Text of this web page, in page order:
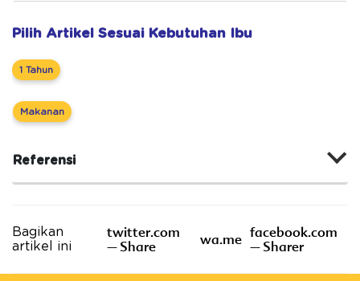
Pilih Artikel Sesuai Kebutuhan Ibu
1 Tahun
Makanan
Referensi
Bagikan
artikel ini
twitter.com
– Share
wa.me facebook.com
– Sharer